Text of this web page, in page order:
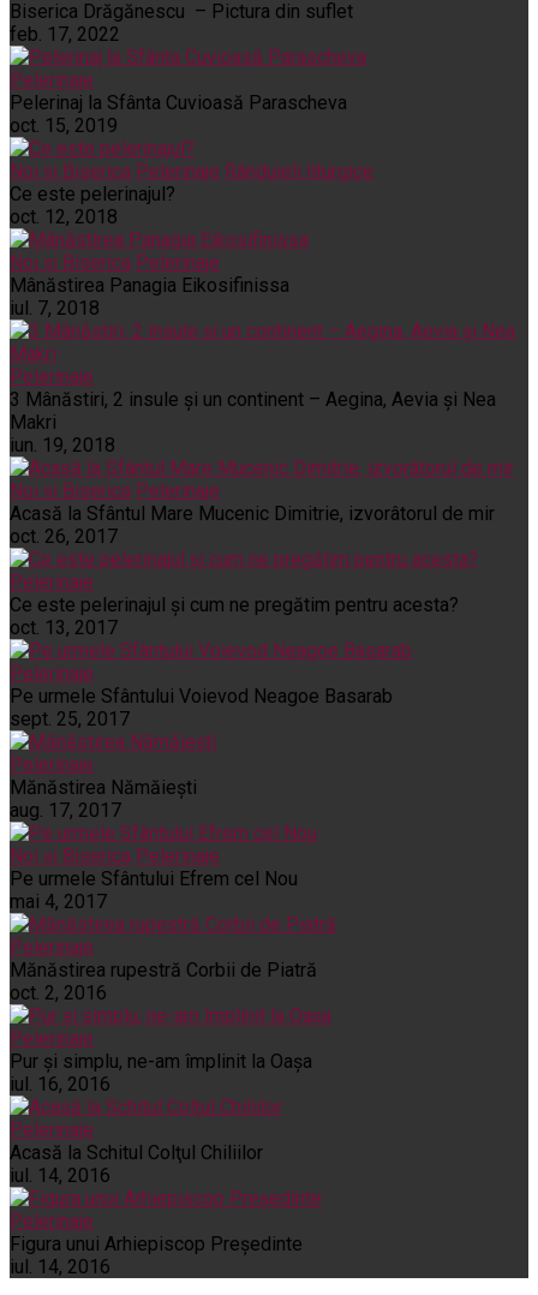
Biserica Drăgănescu – Pictura din suflet
feb. 17, 2022
Pelerinaje
Pelerinaj la Sfânta Cuvioasă Parascheva
oct. 15, 2019
Noi și Biserica Pelerinaje Rânduieli liturgice
Ce este pelerinajul?
oct. 12, 2018
Noi și Biserica Pelerinaje
Mânăstirea Panagia Eikosifinissa
iul. 7, 2018
Pelerinaje
3 Mânăstiri, 2 insule și un continent – Aegina, Aevia și Nea
Makri
iun. 19, 2018
Noi și Biserica Pelerinaje
Acasă la Sfântul Mare Mucenic Dimitrie, izvorâtorul de mir
oct. 26, 2017
Pelerinaje
Ce este pelerinajul şi cum ne pregătim pentru acesta?
oct. 13, 2017
Pelerinaje
Pe urmele Sfântului Voievod Neagoe Basarab
sept. 25, 2017
Pelerinaje
Mănăstirea Nămăiești
aug. 17, 2017
Noi și Biserica Pelerinaje
Pe urmele Sfântului Efrem cel Nou
mai 4, 2017
Pelerinaje
Mănăstirea rupestră Corbii de Piatră
oct. 2, 2016
Pelerinaje
Pur şi simplu, ne-am împlinit la Oaşa
iul. 16, 2016
Pelerinaje
Acasă la Schitul Colţul Chiliilor
iul. 14, 2016
Pelerinaje
Figura unui Arhiepiscop Preşedinte
iul. 14, 2016